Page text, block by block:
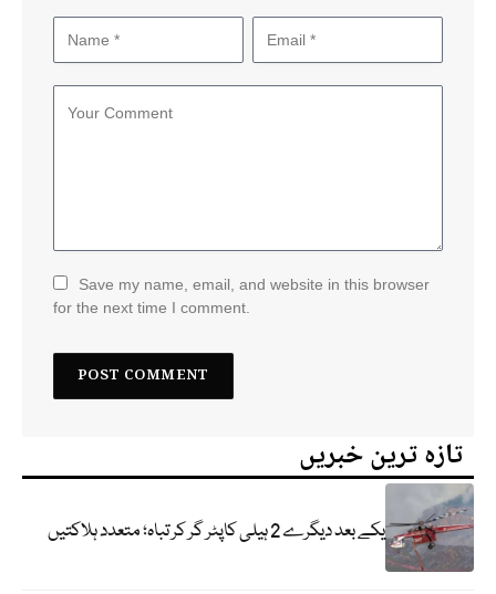
Save my name, email, and website in this browser
for the next time I comment.
تازہ ترین خبریں
یکے بعد دیگرے 2 ہیلی کاپٹر گر کر تباہ؛ متعدد ہلاکتیں